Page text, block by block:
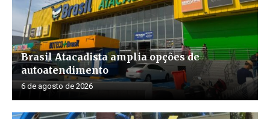
Brasil Atacadista amplia opções de
autoatendimento
6 de agosto de 2026